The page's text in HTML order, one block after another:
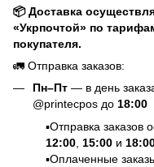
📦 Доставка
«Укрпочтой» по
покупателя.
🚛 Отправка заказов:
Пн–Пт — в день
@printecpos до 18:00
▪️Отправка заказов
12:00 15:00 и
▪️Оплаченные